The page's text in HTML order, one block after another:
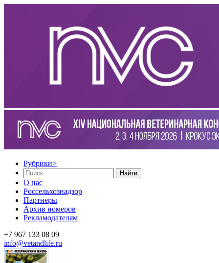
Рубрики>
Найти
О нас
Россельхознадзор
Партнеры
Архив номеров
Рекламодателям
+7 967 133 08 09
info@vetandlife.ru